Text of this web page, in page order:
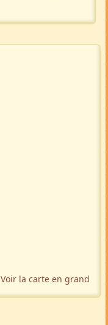
Voir la carte en grand